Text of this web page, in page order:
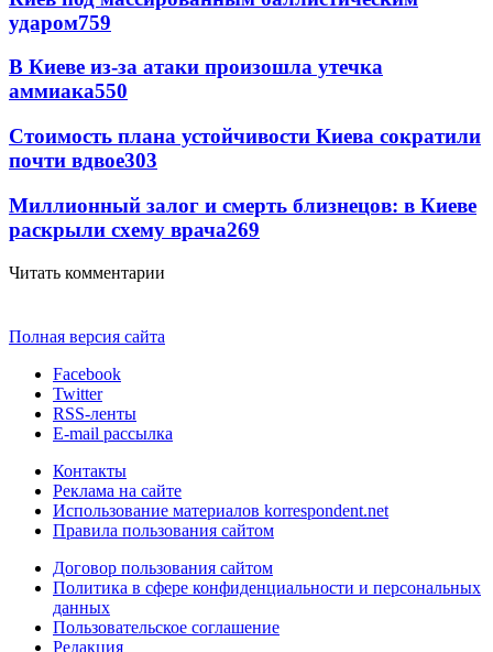
ударом759
В Киеве из-за атаки произошла утечка
аммиака550
Стоимость плана устойчивости Киева сократили
почти вдвое303
Миллионный залог и смерть близнецов: в Киеве
раскрыли схему врача269
Читать комментарии
Полная версия сайта
Facebook
Twitter
RSS-ленты
E-mail рассылка
Контакты
Реклама на сайте
Использование материалов korrespondent.net
Правила пользования сайтом
Договор пользования сайтом
Политика в сфере конфиденциальности и персональных
данных
Пользовательское соглашение
Редакция